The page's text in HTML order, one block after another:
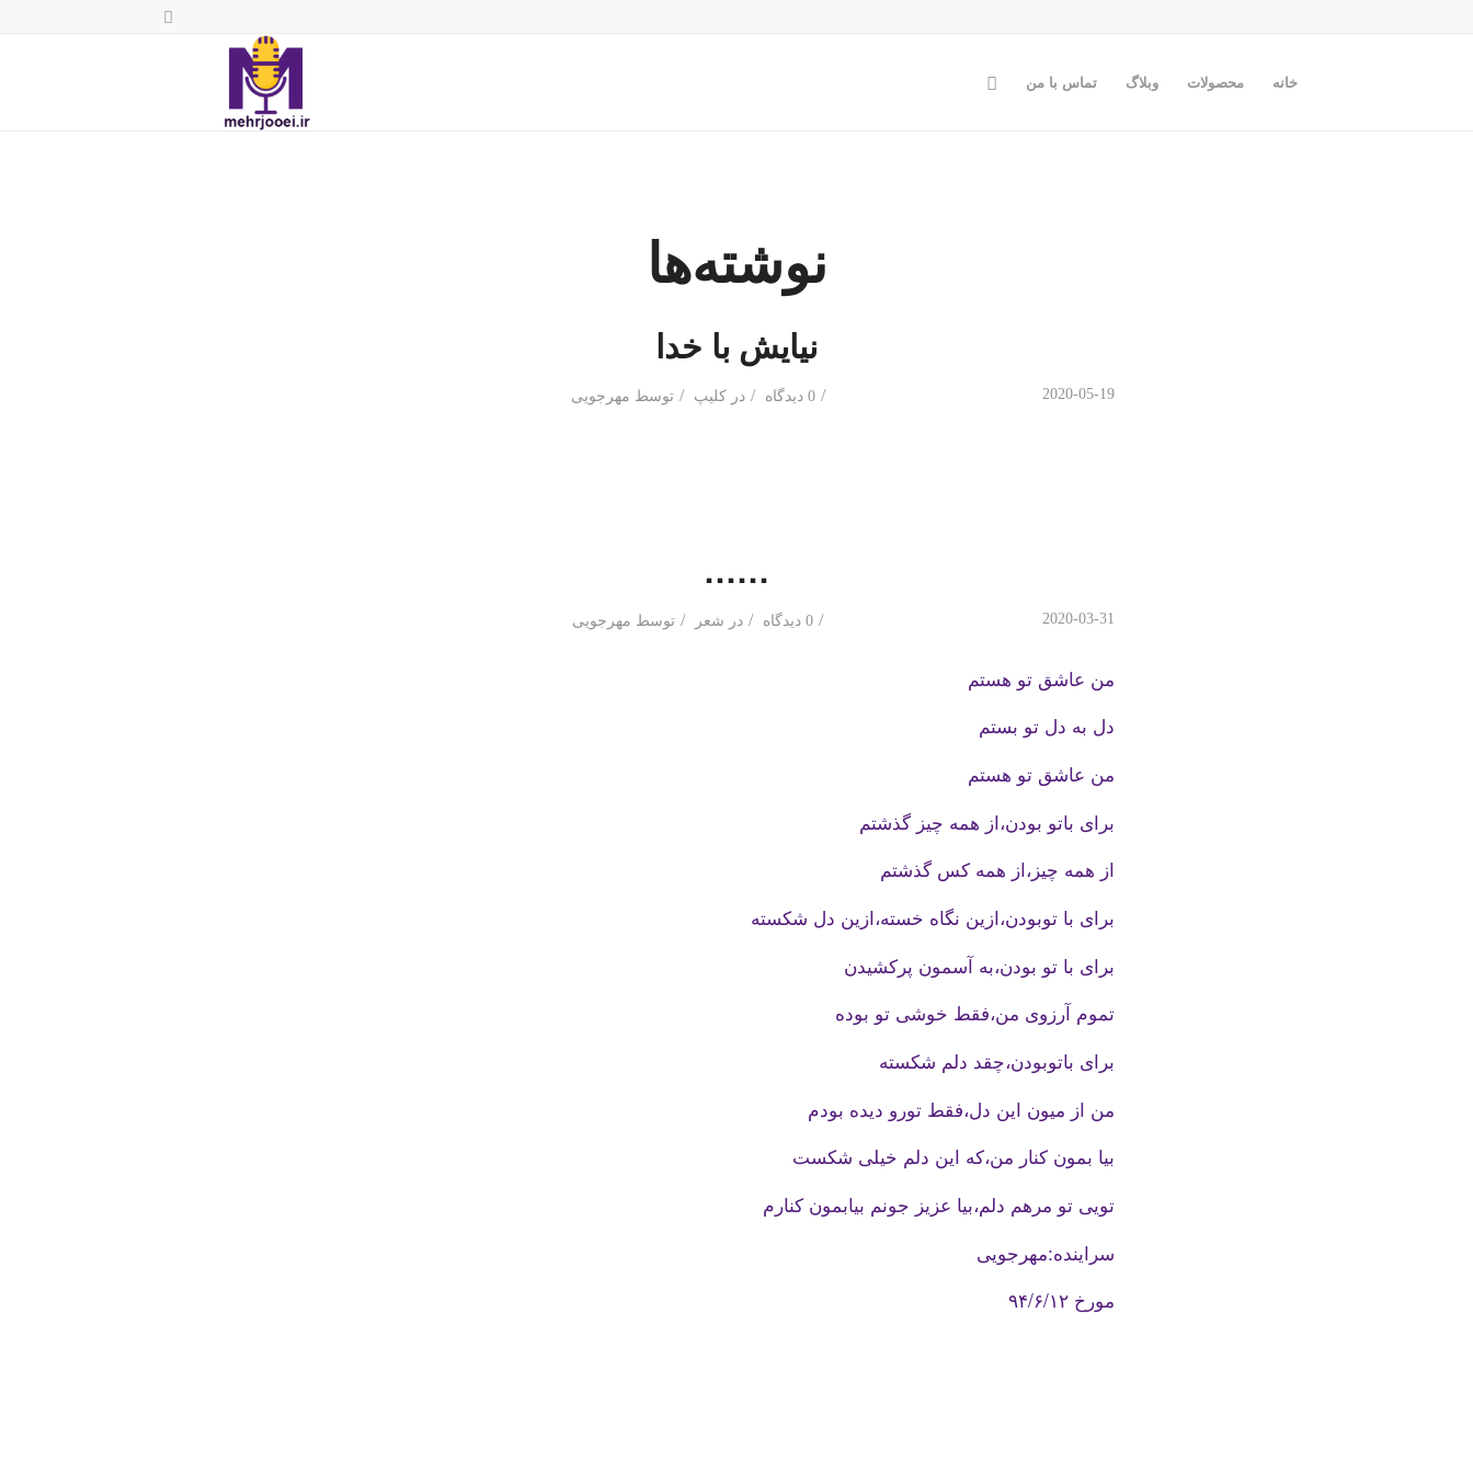
خانه محصولات وبلاگ تماس با من
نوشته‌ها
نیایش با خدا
2020-05-19
/ 0 دیدگاه / درکلیپ / توسط مهرجویی
……
2020-03-31
/ 0 دیدگاه / در شعر / توسط مهرجویی
من عاشق تو هستم
دل به دل تو بستم
من عاشق تو هستم
برای باتو بودن،از همه چیز گذشتم
از همه چیز،از همه کس گذشتم
برای با توبودن،ازین نگاه خسته،ازین دل شکسته
برای با تو بودن،به آسمون پرکشیدن
تموم آرزوی من،فقط خوشی تو بوده
برای باتوبودن،چقد دلم شکسته
من از میون این دل،فقط تورو دیده بودم
بیا بمون کنار من،که این دلم خیلی شکست
تویی تو مرهم دلم،بیا عزیز جونم بیابمون کنارم
سراینده:مهرجویی
مورخ ۹۴/۶/۱۲